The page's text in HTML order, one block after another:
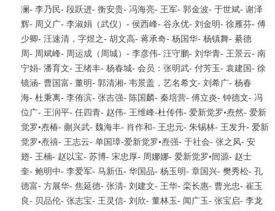
澜- 李乃民- 段跃进- 衡安贵- 冯海亮- 王军- 郭金波- 于世斌- 谢泽
辉- 周义广- 李淑娟（武仪）- 侯西峰- 谷永优- 刘金明- 徐雁芬- 傅
少卿- 汪速清，字煜之- 胡文高- 蒋承奇- 杨国华- 杨镇舞- 綦德
周- 周斌峰- 周运成（周城）- 李彦伟- 汪守鹏- 刘华青- 王景云- 南
宁娟- 潘育文- 王绪丰- 杨春城- 会员：张明武- 付芳玉- 袁建国- 徐
镜涵- 曹国富- 董明- 郭清湘- 韦景盖，艺名希文- 刘希广- 杨春
海- 杜秉离- 李侑滨- 张吉强- 陈国麟- 秦培营- 傅立炎- 钟德文- 冯
位广- 王润平- 任四青- 赵伟- 王维峰-杜传伟- 爱新觉罗•焘然- 爱新
觉罗•焘椿- 蒯兴武- 魏海丰- 肖作和- 王忠元- 朱锡林- 王发升- 爱新
觉罗•焘禧- 王志云- 单国璋-爱新觉罗•焘强- 于社会- 张之凤- 安
翅- 王楠- 赵以宝- 苏博- 宋忠厚- 周娜娜- 爱新觉罗•闿源- 赵士
奎- 鲍明中- 李爱军- 马新伍- 华国品- 杨玉明- 章国兴- 樊秀松- 孔
德富- 方展华- 焦延德- 张清- 刘建文- 王华- 栾长惠- 曹光忠- 崔玉
良- 贝品伦- 张志宝- 王灵信- 刘欣- 董林玉- 闻广玉- 张宝启- 李龙